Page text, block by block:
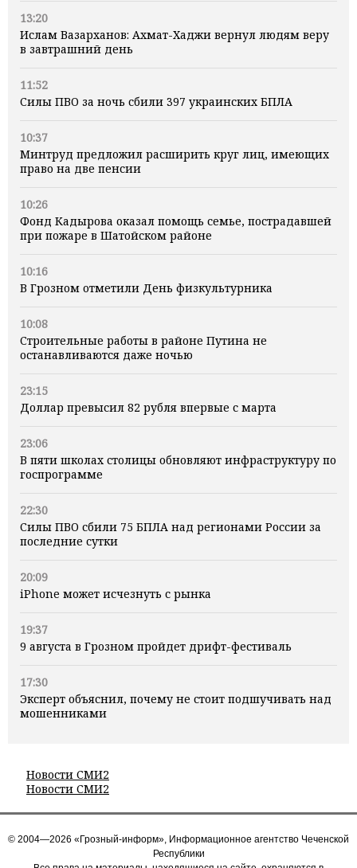
13:20
Ислам Вазарханов: Ахмат-Хаджи вернул людям веру
в завтрашний день
11:52
Силы ПВО за ночь сбили 397 украинских БПЛА
10:37
Минтруд предложил расширить круг лиц, имеющих
право на две пенсии
10:26
Фонд Кадырова оказал помощь семье, пострадавшей
при пожаре в Шатойском районе
10:16
В Грозном отметили День физкультурника
10:08
Строительные работы в районе Путина не
останавливаются даже ночью
23:15
Доллар превысил 82 рубля впервые с марта
23:06
В пяти школах столицы обновляют инфраструктуру по
госпрограмме
22:30
Силы ПВО сбили 75 БПЛА над регионами России за
последние сутки
20:09
iPhone может исчезнуть с рынка
19:37
9 августа в Грозном пройдет дрифт-фестиваль
17:30
Эксперт объяснил, почему не стоит подшучивать над
мошенниками
Новости СМИ2
Новости СМИ2
© 2004—2026 «Грозный-информ», Информационное агентство Чеченской
Республики